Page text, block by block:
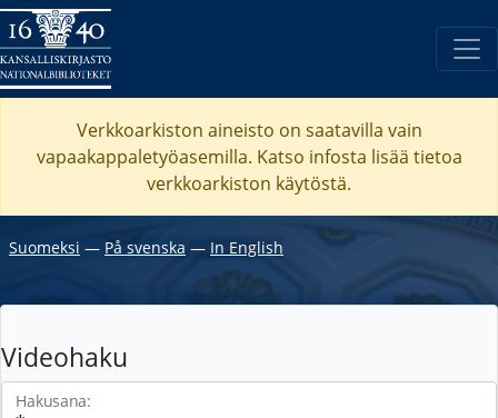
Verkkoarkiston aineisto on saatavilla vain
vapaakappaletyöasemilla. Katso infosta lisää tietoa
verkkoarkiston käytöstä.
Suomeksi ― På svenska ― In English
Videohaku
Hakusana: